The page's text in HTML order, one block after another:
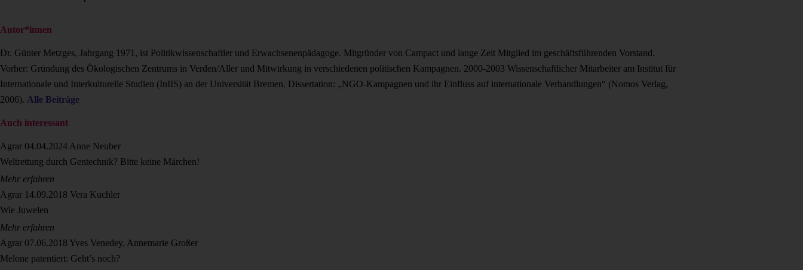
Autor*innen
Dr. Günter Metzges, Jahrgang 1971, ist Politikwissenschaftler und Erwachsenenpäda­goge. Mitgründer von Campact und lange Zeit Mitglied im geschäftsführenden Vorstand.
Vorher: Gründung des Ökologischen Zentrums in Verden/Aller und Mitwirkung in verschiedenen politischen Kampagnen. 2000-2003 Wissenschaftlicher Mitarbeiter am Institut für
Internationale und Interkulturelle Studien (InIIS) an der Universität Bremen. Dissertation: „NGO-Kampagnen und ihr Einfluss auf internationale Verhandlungen“ (Nomos Verlag,
2006). Alle Beiträge
Auch interessant
Agrar 04.04.2024 Anne Neuber
Weltrettung durch Gentechnik? Bitte keine Märchen!
Mehr erfahren
Agrar 14.09.2018 Vera Kuchler
Wie Juwelen
Mehr erfahren
Agrar 07.06.2018 Yves Venedey, Annemarie Großer
Melone patentiert: Geht’s noch?